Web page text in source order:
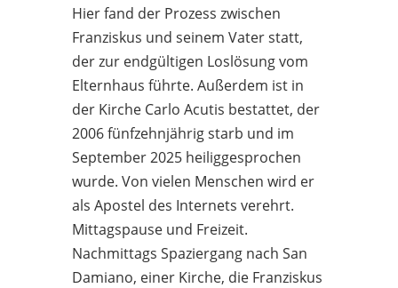
Hier fand der Prozess zwischen
Franziskus und seinem Vater statt,
der zur endgültigen Loslösung vom
Elternhaus führte. Außerdem ist in
der Kirche Carlo Acutis bestattet, der
2006 fünfzehnjährig starb und im
September 2025 heiliggesprochen
wurde. Von vielen Menschen wird er
als Apostel des Internets verehrt.
Mittagspause und Freizeit.
Nachmittags Spaziergang nach San
Damiano, einer Kirche, die Franziskus